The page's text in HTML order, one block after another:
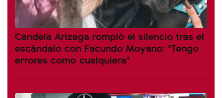
Candela Arizaga rompió el silencio tras el
escándalo con Facundo Moyano: "Tengo
errores como cualquiera"